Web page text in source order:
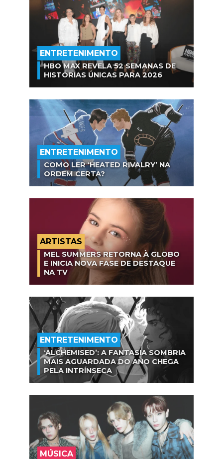
ENTRETENIMENTO
HBO MAX REVELA 52 SEMANAS DE
HISTÓRIAS ÚNICAS PARA 2026
ENTRETENIMENTO
COMO LER ‘HEATED RIVALRY’ NA
ORDEM CERTA?
ARTISTAS
MEL SUMMERS RETORNA À GLOBO
E INICIA NOVA FASE DE DESTAQUE
NA TV
ENTRETENIMENTO
‘ALCHEMISED’: A FANTASIA SOMBRIA
MAIS AGUARDADA DO ANO CHEGA
PELA INTRÍNSECA
MÚSICA